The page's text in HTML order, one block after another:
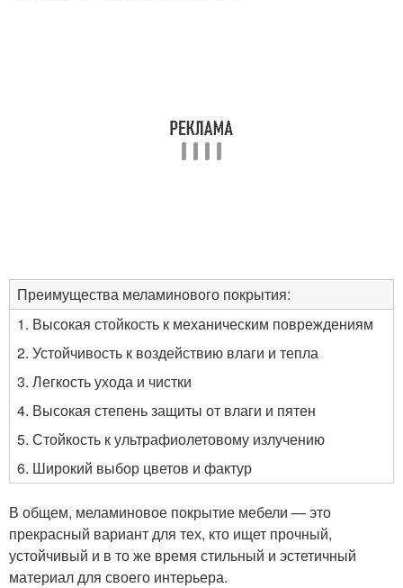
Преимущества меламинового покрытия:
1. Высокая стойкость к механическим повреждениям
2. Устойчивость к воздействию влаги и тепла
3. Легкость ухода и чистки
4. Высокая степень защиты от влаги и пятен
5. Стойкость к ультрафиолетовому излучению
6. Широкий выбор цветов и фактур
В общем, меламиновое покрытие мебели — это
прекрасный вариант для тех, кто ищет прочный,
устойчивый и в то же время стильный и эстетичный
материал для своего интерьера.